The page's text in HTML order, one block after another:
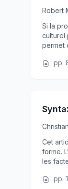
Robert
Si la
culturel
permet
pp.
Cet
forme.
les
pp.